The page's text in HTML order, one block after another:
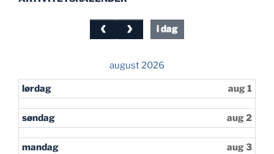
i dag
august 2026
lørdag aug 1
søndag aug 2
mandag aug 3